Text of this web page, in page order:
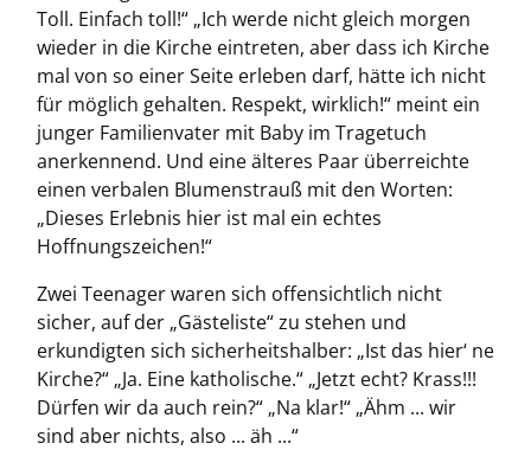
Toll. Einfach toll!“ „Ich werde nicht gleich morgen
wieder in die Kirche eintreten, aber dass ich Kirche
mal von so einer Seite erleben darf, hätte ich nicht
für möglich gehalten. Respekt, wirklich!“ meint ein
junger Familienvater mit Baby im Tragetuch
anerkennend. Und eine älteres Paar überreichte
einen verbalen Blumenstrauß mit den Worten:
„Dieses Erlebnis hier ist mal ein echtes
Hoffnungszeichen!“
Zwei Teenager waren sich offensichtlich nicht
sicher, auf der „Gästeliste“ zu stehen und
erkundigten sich sicherheitshalber: „Ist das hier‘ ne
Kirche?“ „Ja. Eine katholische.“ „Jetzt echt? Krass!!!
Dürfen wir da auch rein?“ „Na klar!“ „Ähm ... wir
sind aber nichts, also ... äh ...“